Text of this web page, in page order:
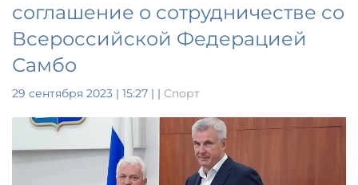
соглашение о сотрудничестве со
Всероссийской Федерацией
Самбо
29 сентября 2023 | 15:27 | | Спорт